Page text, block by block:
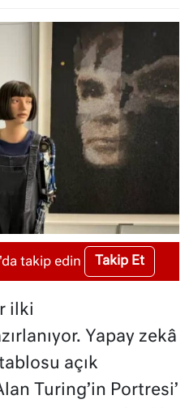
takip edin Takip Et
ilki
Yapay zekâ
açık
Turing’in Portresi’